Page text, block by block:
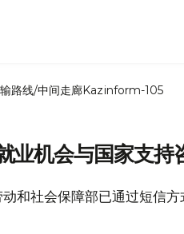
路线/中间走廊Kazinform-105
业机会与国家支持
和社会保障部已通过短信